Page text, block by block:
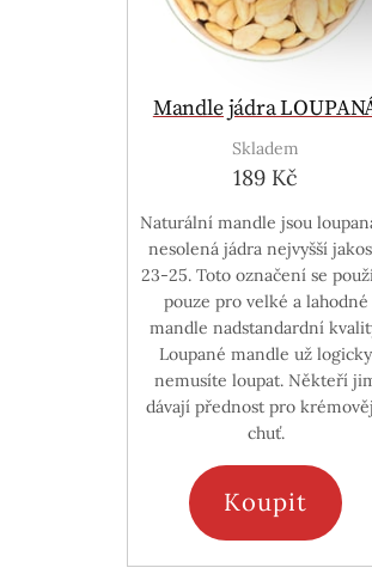
Mandle jádra
Skladem
189 Kč
Naturální mandle jsou
nesolená jádra nejvyšší
23-25. Toto označení se
pouze pro velké a lahodné
mandle nadstandardní
Loupané mandle už logicky
nemusíte loupat. Někteří
dávají přednost pro
chuť.
Koupit